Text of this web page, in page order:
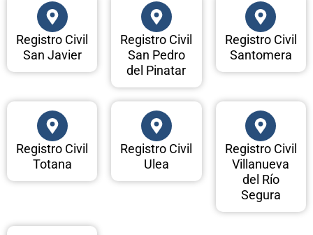
Registro Civil
San Javier
Registro Civil
San Pedro
del Pinatar
Registro Civil
Santomera
Registro Civil
Totana
Registro Civil
Ulea
Registro Civil
Villanueva
del Río
Segura